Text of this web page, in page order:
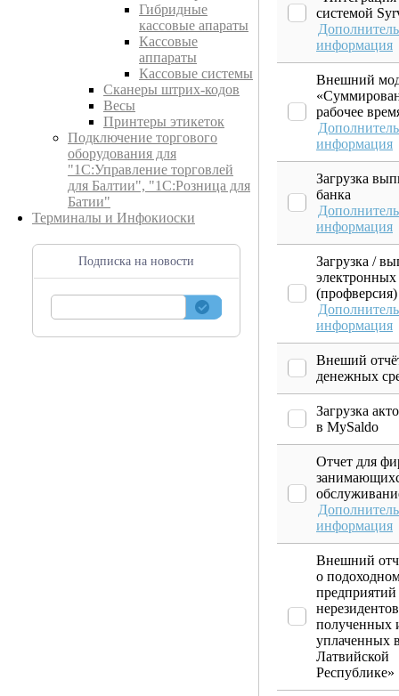
Гибридные
кассовые апараты
Кассовые
аппараты
Кассовые системы
Сканеры штрих-кодов
Весы
Принтеры этикеток
Подключение торгового
оборудования для
"1С:Управление торговлей
для Балтии", "1С:Розница для
Батии"
Терминалы и Инфокиоски
Подписка на новости
системой
информация
Внешний
рабочее
информация
Загрузка
банка
информация
Загрузка /
электронных
(профверсия)
информация
Внеший
денежных
Загрузка
в MySaldo
Отчет для
информация
Внешний
о
предприятий
полученных
уплаченных
Латвийской
Республике»